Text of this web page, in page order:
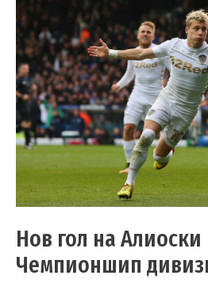
Нов гол на Алиоски
Чемпионшип